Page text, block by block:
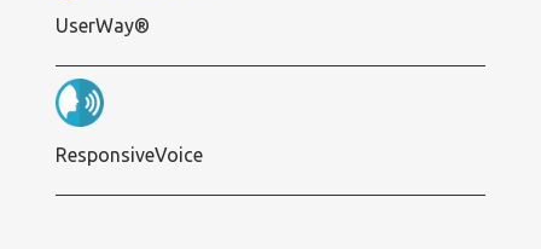
UserWay®
ResponsiveVoice